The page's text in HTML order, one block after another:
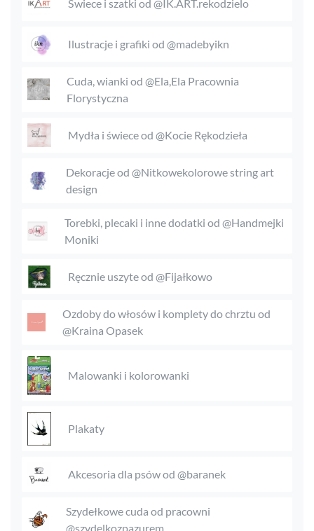
Świece i szatki od @IK.ART.rekodzielo
Ilustracje i grafiki od @madebyikn
Cuda, wianki od @Ela,Ela Pracownia
Florystyczna
Mydła i świece od @Kocie Rękodzieła
Dekoracje od @Nitkowekolorowe string art
design
Torebki, plecaki i inne dodatki od @Handmejki
Moniki
Ręcznie uszyte od @Fijałkowo
Ozdoby do włosów i komplety do chrztu od
@Kraina Opasek
Malowanki i kolorowanki
Plakaty
Akcesoria dla psów od @baranek
Szydełkowe cuda od pracowni
@szydelkozpazurem